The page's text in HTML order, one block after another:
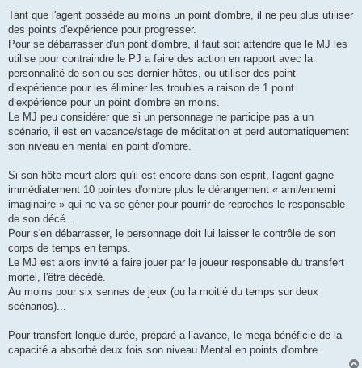
Tant que l'agent possède au moins un point d'ombre, il ne peu plus utiliser
des points d'expérience pour progresser.
Pour se débarrasser d'un pont d'ombre, il faut soit attendre que le MJ les
utilise pour contraindre le PJ a faire des action en rapport avec la
personnalité de son ou ses dernier hôtes, ou utiliser des point
d’expérience pour les éliminer les troubles a raison de 1 point
d’expérience pour un point d'ombre en moins.
Le MJ peu considérer que si un personnage ne participe pas a un
scénario, il est en vacance/stage de méditation et perd automatiquement
son niveau en mental en point d'ombre.
Si son hôte meurt alors qu'il est encore dans son esprit, l'agent gagne
immédiatement 10 pointes d'ombre plus le dérangement « ami/ennemi
imaginaire » qui ne va se gêner pour pourrir de reproches le responsable
de son décé...
Pour s'en débarrasser, le personnage doit lui laisser le contrôle de son
corps de temps en temps.
Le MJ est alors invité a faire jouer par le joueur responsable du transfert
mortel, l'être décédé.
Au moins pour six sennes de jeux (ou la moitié du temps sur deux
scénarios)...
Pour transfert longue durée, préparé a l’avance, le mega bénéficie de la
capacité a absorbé deux fois son niveau Mental en points d'ombre.